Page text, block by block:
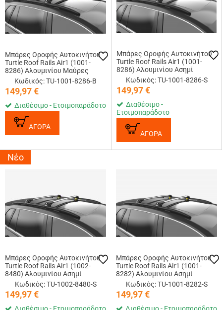
Μπάρες Οροφής Αυτοκινήτου
Turtle Roof Rails Air1 (1001-
8286) Αλουμινίου Μαύρες
Κωδικός: TU-1001-8286-B
149,97€
Διαθέσιμο - Ετοιμοπαράδοτο
ΑΓΟΡΑ
Μπάρες Οροφής Αυτοκινήτου
Turtle Roof Rails Air1 (1001-
8286) Αλουμινίου Ασημί
Κωδικός: TU-1001-8286-S
149,97€
Διαθέσιμο -
Ετοιμοπαράδοτο
ΑΓΟΡΑ
Νέο
Μπάρες Οροφής Αυτοκινήτου
Turtle Roof Rails Air1 (1002-
8480) Αλουμινίου Ασημί
Κωδικός: TU-1002-8480-S
149,97€
Μπάρες Οροφής Αυτοκινήτου
Turtle Roof Rails Air1 (1001-
8282) Αλουμινίου Ασημί
Κωδικός: TU-1001-8282-S
149,97€